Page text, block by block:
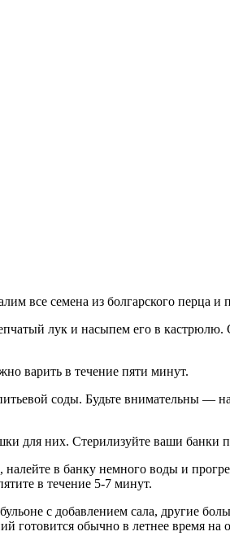
все cемена из болгарского перца и
лук и насыпем его в
варить в течение пяти минут.
соды. Будьте внимательны —
для них. Стерилизуйте ваши банки
в банку немного воды и
в течение 5-7 минут.
с добавлением сала, другие
обычно в летнее время на